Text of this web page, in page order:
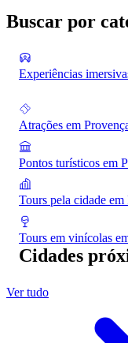
Buscar por
Experiências
Atrações em
Pontos turísticos em
Tours pela cidade em
Tours em vinícolas
Cidades
Ver tudo